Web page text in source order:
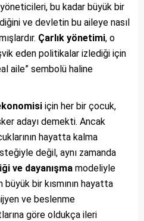
bu kadar büyük bir
ve devletin bu aileye nasıl
Çarlık yönetimi, o
eden politikalar izlediği için
aile” sembolü haline
için her bir çocuk,
adayı demekti. Ancak
hayatta kalma
değil, aynı zamanda
ve dayanışma modeliyle
büyük bir kısmının hayatta
ve beslenme
göre oldukça ileri